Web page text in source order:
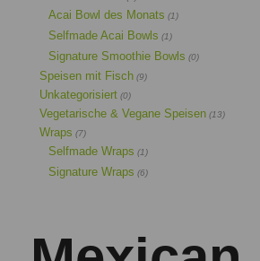
Acai Bowl des Monats (1)
Selfmade Acai Bowls (1)
Signature Smoothie Bowls (0)
Speisen mit Fisch (9)
Unkategorisiert (0)
Vegetarische & Vegane Speisen (13)
Wraps (7)
Selfmade Wraps (1)
Signature Wraps (6)